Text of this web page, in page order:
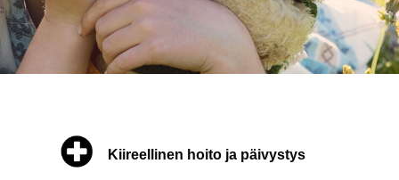
Kiireellinen hoito ja päivystys